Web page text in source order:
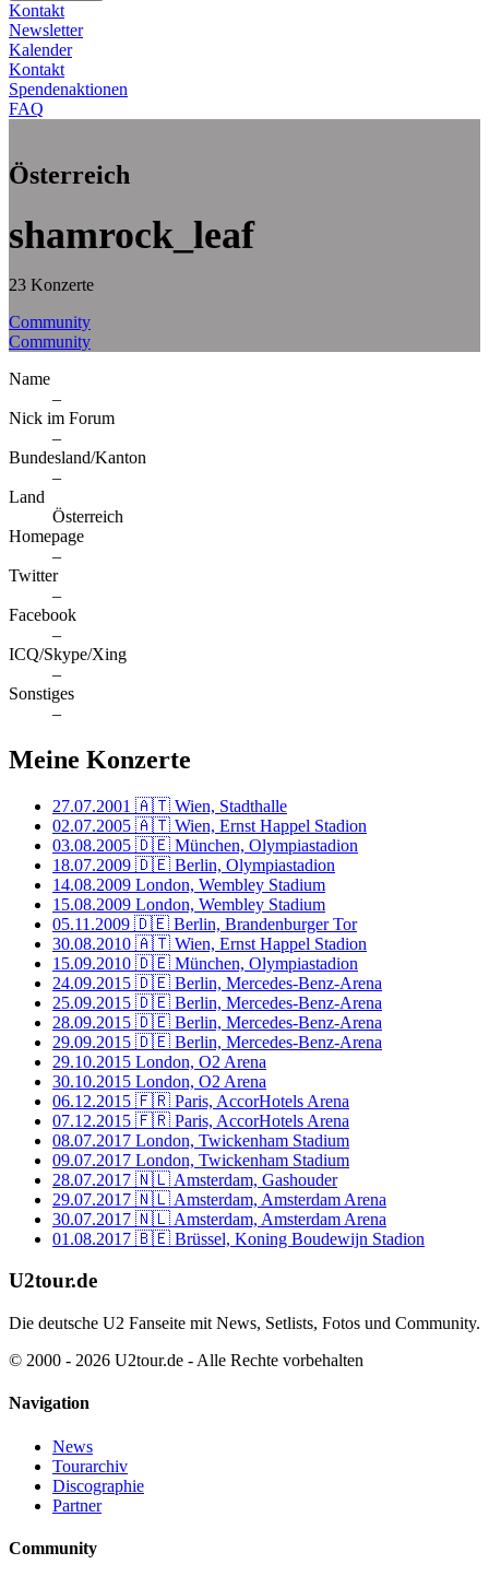
Kontakt
Newsletter
Kalender
Kontakt
Spendenaktionen
FAQ
Österreich
shamrock_leaf
23 Konzerte
Community
Community
Name
–
Nick im Forum
–
Bundesland/Kanton
–
Land
Österreich
Homepage
–
Twitter
–
Facebook
–
ICQ/Skype/Xing
–
Sonstiges
–
Meine Konzerte
27.07.2001 🇦🇹 Wien, Stadthalle
02.07.2005 🇦🇹 Wien, Ernst Happel Stadion
03.08.2005 🇩🇪 München, Olympiastadion
18.07.2009 🇩🇪 Berlin, Olympiastadion
14.08.2009 London, Wembley Stadium
15.08.2009 London, Wembley Stadium
05.11.2009 🇩🇪 Berlin, Brandenburger Tor
30.08.2010 🇦🇹 Wien, Ernst Happel Stadion
15.09.2010 🇩🇪 München, Olympiastadion
24.09.2015 🇩🇪 Berlin, Mercedes-Benz-Arena
25.09.2015 🇩🇪 Berlin, Mercedes-Benz-Arena
28.09.2015 🇩🇪 Berlin, Mercedes-Benz-Arena
29.09.2015 🇩🇪 Berlin, Mercedes-Benz-Arena
29.10.2015 London, O2 Arena
30.10.2015 London, O2 Arena
06.12.2015 🇫🇷 Paris, AccorHotels Arena
07.12.2015 🇫🇷 Paris, AccorHotels Arena
08.07.2017 London, Twickenham Stadium
09.07.2017 London, Twickenham Stadium
28.07.2017 🇳🇱 Amsterdam, Gashouder
29.07.2017 🇳🇱 Amsterdam, Amsterdam Arena
30.07.2017 🇳🇱 Amsterdam, Amsterdam Arena
01.08.2017 🇧🇪 Brüssel, Koning Boudewijn Stadion
U2tour.de
Die deutsche U2 Fanseite mit News, Setlists, Fotos und Community.
© 2000 - 2026 U2tour.de - Alle Rechte vorbehalten
Navigation
News
Tourarchiv
Discographie
Partner
Community